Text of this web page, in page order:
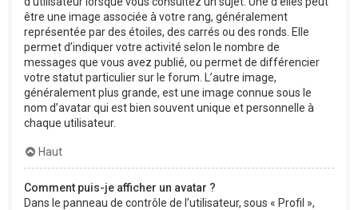
être une image associée à votre rang, généralement
représentée par des étoiles, des carrés ou des ronds. Elle
permet d’indiquer votre activité selon le nombre de
messages que vous avez publié, ou permet de différencier
votre statut particulier sur le forum. L’autre image,
généralement plus grande, est une image connue sous le
nom d’avatar qui est bien souvent unique et personnelle à
chaque utilisateur.
Haut
Comment puis-je afficher un avatar ?
Dans le panneau de contrôle de l’utilisateur, sous « Profil »,